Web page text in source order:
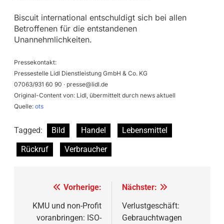
Biscuit international entschuldigt sich bei allen
Betroffenen für die entstandenen
Unannehmlichkeiten.
Pressekontakt:
Pressestelle Lidl Dienstleistung GmbH & Co. KG
07063/931 60 90 · presse@lidl.de
Original-Content von: Lidl, übermittelt durch news aktuell
Quelle: ots
Tagged: Bild Handel
Lebensmittel
Rückruf
Verbraucher
Beitragsnavigation
Vorherige:
KMU und non-Profit
voranbringen: ISO-
Nächster:
Verlustgeschäft:
Gebrauchtwagen